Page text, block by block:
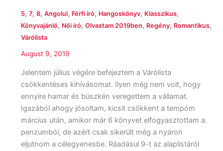
5, 7, 8, Angolul, Férfi író, Hangoskönyv, Klasszikus,
Könyvajánló, Női író, Olvastam 2019ben, Regény, Romantikus,
Várólista
August 9, 2019
Jelentem július végére befejeztem a Várólista
csökkentéses kihívásomat. Ilyen még nem volt, hogy
ennyire hamar és büszkén veregettem a vállamat.
Igazából ahogy jósoltam, kicsit csökkent a tempóm
március után, amikor már 6 könyvet elfogyasztottam a
penzumból, de azért csak sikerült még a nyáron
eljutnom a célegyenesbe. Ráadásul 9-t az alaplistáról